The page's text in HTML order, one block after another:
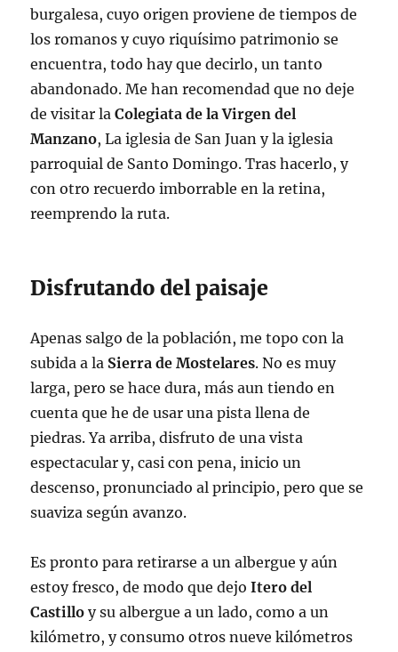
burgalesa, cuyo origen proviene de tiempos de
los romanos y cuyo riquísimo patrimonio se
encuentra, todo hay que decirlo, un tanto
abandonado. Me han recomendad que no deje
de visitar laColegiata de la Virgen del
Manzano, La iglesia de San Juan y la iglesia
parroquial de Santo Domingo. Tras hacerlo, y
con otro recuerdo imborrable en la retina,
reemprendo la ruta.
Disfrutando del paisaje
Apenas salgo de la población, me topo con la
subida a la Sierra de Mostelares. No es muy
larga, pero se hace dura, más aun tiendo en
cuenta que he de usar una pista llena de
piedras. Ya arriba, disfruto de una vista
espectacular y, casi con pena, inicio un
descenso, pronunciado al principio, pero que se
suaviza según avanzo.
Es pronto para retirarse a un albergue y aún
estoy fresco, de modo que dejoItero del
Castillo y su albergue a un lado, como a un
kilómetro, y consumo otros nueve kilómetros